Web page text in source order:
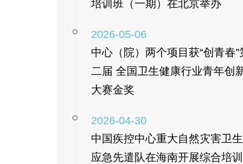
培训班（一期）在北京举办
2026-05-06
中心（院）两个项目获“创青春”
二届 全国卫生健康行业青年创
大赛金奖
2026-04-30
中国疾控中心重大自然灾害卫生
应急先遣队在海南开展综合培训